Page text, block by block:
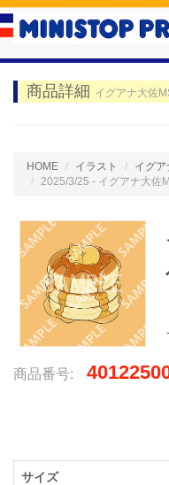
商品詳細 イグアナ大佐
HOME イラスト
イグ
2025/3/25 - イグアナ大佐
商品番号:
サイズ